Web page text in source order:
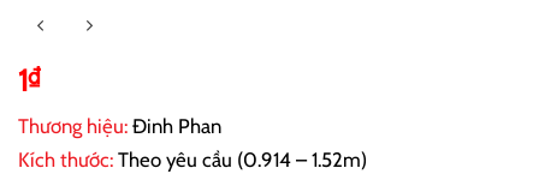
1₫
Thương hiệu: Đinh Phan
Kích thước: Theo yêu cầu (0.914 – 1.52m)